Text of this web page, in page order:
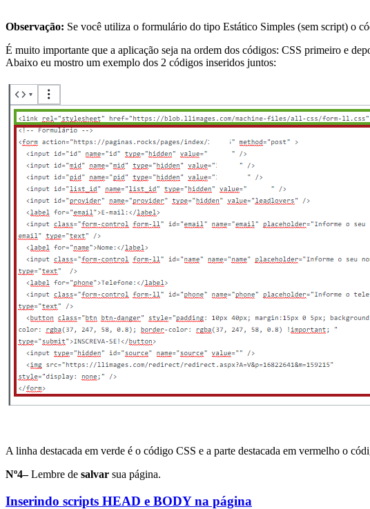
Observação: Se você utiliza o formulário do tipo Estático Simples (sem script) o
É muito importante que a aplicação seja na ordem dos códigos: CSS primeiro e
Abaixo eu mostro um exemplo dos 2 códigos inseridos juntos:
A linha destacada em verde é o código CSS e a parte destacada em vermelho o
Nº4–Lembre de salvar sua página.
Inserindo scripts HEAD e BODY na página